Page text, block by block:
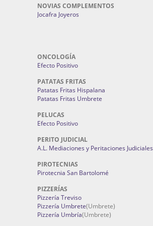
NOVIAS COMPLEMENTOS
Jocafra Joyeros
ONCOLOGÍA
Efecto Positivo
PATATAS FRITAS
Patatas Fritas Hispalana
Patatas Fritas Umbrete
PELUCAS
Efecto Positivo
PERITO JUDICIAL
A.L. Mediaciones y Peritaciones Judiciales
PIROTECNIAS
Pirotecnia San Bartolomé
PIZZERÍAS
Pizzería Treviso
Pizzería Umbrete(Umbrete)
Pizzería Umbría(Umbrete)